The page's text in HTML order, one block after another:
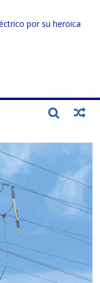
por su heroica
el sector privado para
del SEN
para fortalecer el SEN